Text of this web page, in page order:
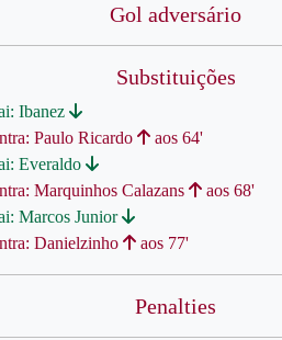
Gol adversário
Substituições
Ibanez
Paulo Ricardo
aos 64'
Everaldo
Marquinhos Calazans
aos 68'
Marcos Junior
Danielzinho
aos 77'
Penalties